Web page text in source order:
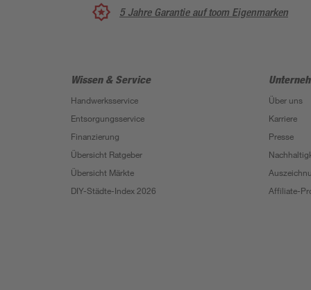
5 Jahre Garantie auf toom Eigenmarken
Wissen & Service
Handwerksservice
Entsorgungsservice
Finanzierung
Übersicht Ratgeber
Übersicht Märkte
DIY-Städte-Index 2026
Über uns
Karriere
Presse
Affiliate-